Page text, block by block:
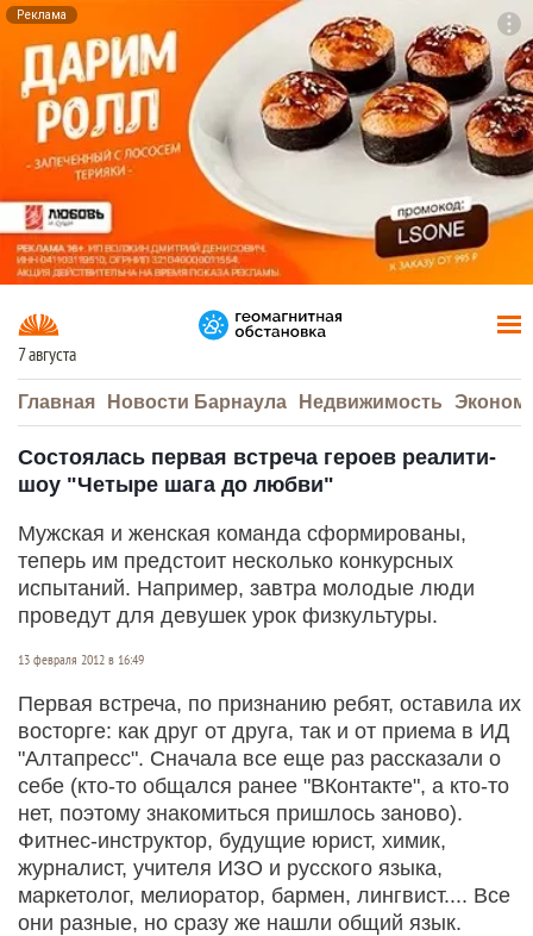
Реклама
7 августа
Главная Новости Барнаула Недвижимость
Состоялась первая встреча героев реалити-
шоу "Четыре шага до любви"
Мужская и женская команда сформированы,
теперь им предстоит несколько конкурсных
испытаний. Например, завтра молодые люди
проведут для девушек урок физкультуры.
13 февраля 2012 в 16:49
Первая встреча, по признанию ребят, оставила их
восторге: как друг от друга, так и от приема в ИД
"Алтапресс". Сначала все еще раз рассказали о
себе (кто-то общался ранее "ВКонтакте", а кто-то
нет, поэтому знакомиться пришлось заново).
Фитнес-инструктор, будущие юрист, химик,
журналист, учителя ИЗО и русского языка,
маркетолог, мелиоратор, бармен, лингвист.... Все
они разные, но сразу же нашли общий язык.